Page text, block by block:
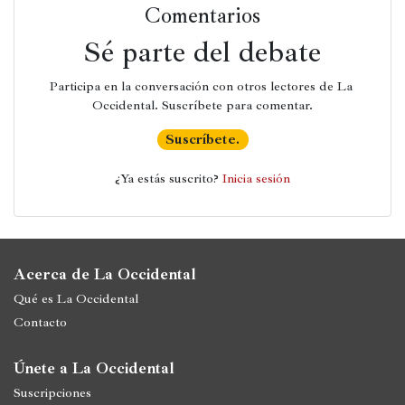
Comentarios
Sé parte del debate
Participa en la conversación con otros lectores de La
Occidental. Suscríbete para comentar.
Suscríbete.
¿Ya estás suscrito? Inicia sesión
Acerca de La Occidental
Qué es La Occidental
Contacto
Únete a La Occidental
Suscripciones